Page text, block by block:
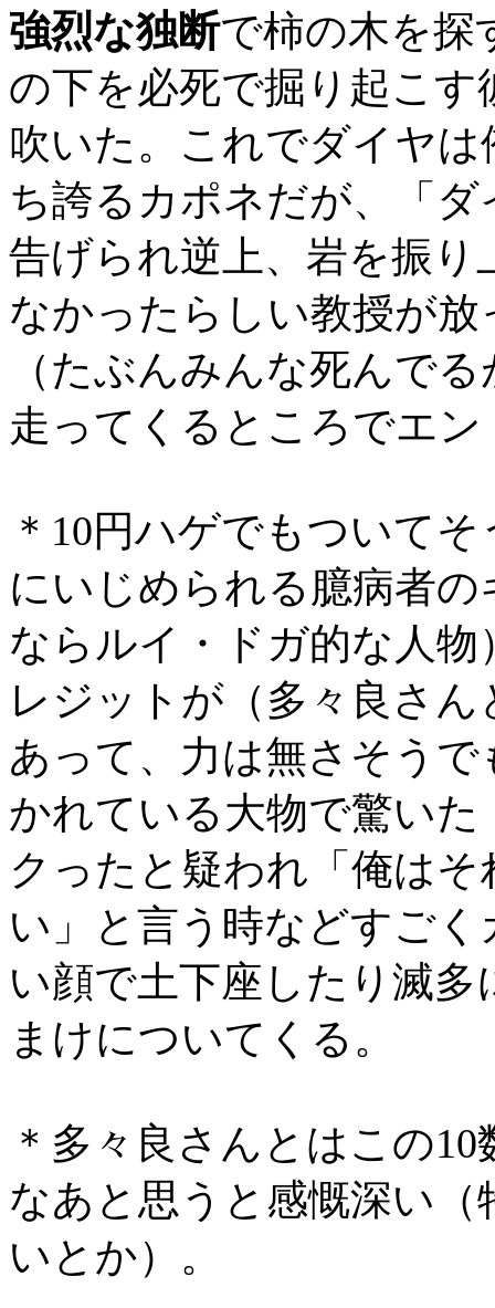
強烈な独断で柿の木を探
の下を必死で掘り起こ
吹いた。これでダイヤ
ち誇るカポネだが、「
告げられ逆上、岩を振
なかったらしい教授が
（たぶんみんな死んで
走ってくるところでエ
＊10円ハゲでもついて
にいじめられる臆病者
ならルイ・ドガ的な人
レジットが（多々良さ
あって、力は無さそう
かれている大物で驚い
クったと疑われ「俺は
い」と言う時などすご
い顔で土下座したり滅
まけについてくる。
＊多々良さんとはこの
なあと思うと感慨深い
いとか）。